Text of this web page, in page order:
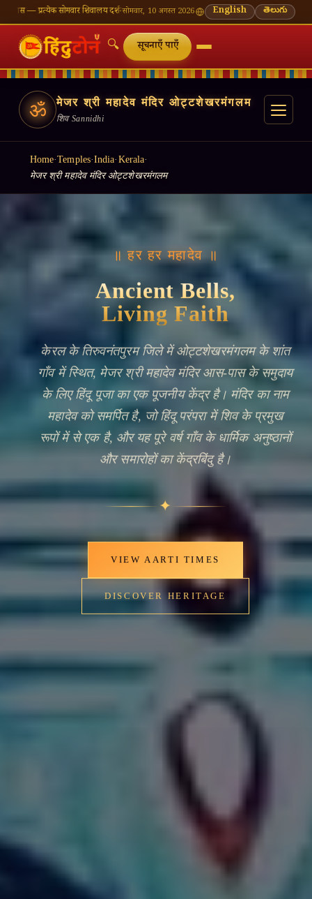
शिवालय दर्शन का महत्व🌸 गणेश चतुर्थी — भाद्रपद शुक्ल चतुर्थी⛩ काशी विश्वनाथ — आज के दर्शन
सोमवार, 10 अगस्त 2026 English తెలుగు
🔍
🔍
सूचनाएँ पाएँ
ॐ मेजर श्री महादेव मंदिर ओट्टशेखरमंगलम
शिव Sannidhi
Home·Temples·India· Kerala·
मेजर श्री महादेव मंदिर ओट्टशेखरमंगलम
॥ हर हर महादेव ॥
Ancient Bells,
Living Faith
केरल के तिरुवनंतपुरम जिले में ओट्टशेखरमंगलम के शांत
गाँव में स्थित, मेजर श्री महादेव मंदिर आस-पास के समुदाय
के लिए हिंदू पूजा का एक पूजनीय केंद्र है। मंदिर का नाम
महादेव को समर्पित है, जो हिंदू परंपरा में शिव के प्रमुख
रूपों में से एक है, और यह पूरे वर्ष गाँव के धार्मिक अनुष्ठानों
और समारोहों का केंद्रबिंदु है।
✦
VIEW AARTI TIMES
DISCOVER HERITAGE